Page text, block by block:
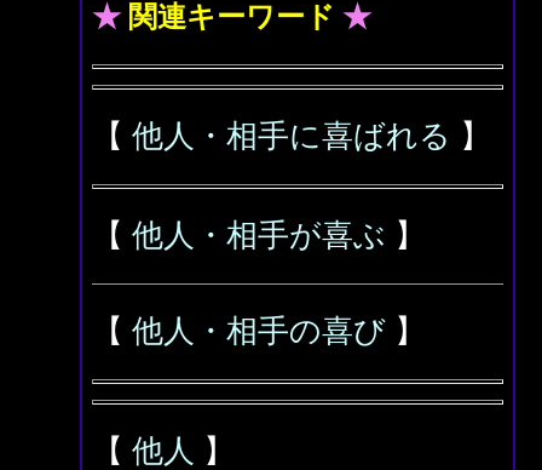
★ 関連キーワード ★
【 他人・相手に喜ばれる 】
【 他人・相手が喜ぶ 】
【 他人・相手の喜び 】
【 他人 】